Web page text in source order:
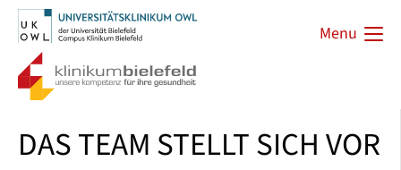
Menu
DAS TEAM STELLT SICH VOR